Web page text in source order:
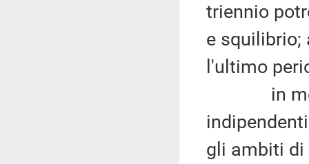
triennio
e squilibrio;
l'ultimo
in
gli ambiti di